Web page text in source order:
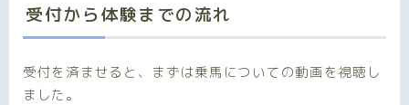
受付から体験までの流れ
受付を済ませると、まずは乗馬についての動画を視聴し
ました。